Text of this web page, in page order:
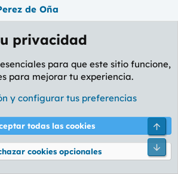
de Oña
duda.
¿como debemos actuar en
limpieza del hogar, siempre
suficiente de estos productos para no
de mierda? ¿Los fabricamos
privacidad
esenciales para que este sitio funcione,
para mejorar tu experiencia.
y configurar tus preferencias
todas las cookies
cookies opcionales
Pie